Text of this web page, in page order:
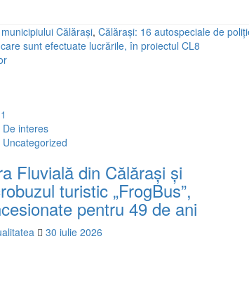
Călăraşi, Călărași: 16 autospeciale de
sunt efectuate lucrările, în proiectul CL8
De interes
Uncategorized
Fluvială din Călărași și
turistic „FrogBus”,
pentru 49 de ani
30 iulie 2026